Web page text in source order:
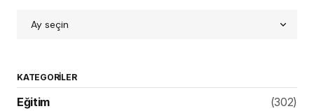
KATEGORILER
Eğitim
(302)